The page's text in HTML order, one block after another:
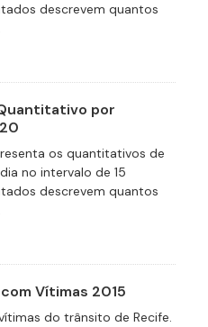
descrevem quantos
por
os quantitativos de
no intervalo de 15
descrevem quantos
Vítimas 2015
do trânsito de Recife.